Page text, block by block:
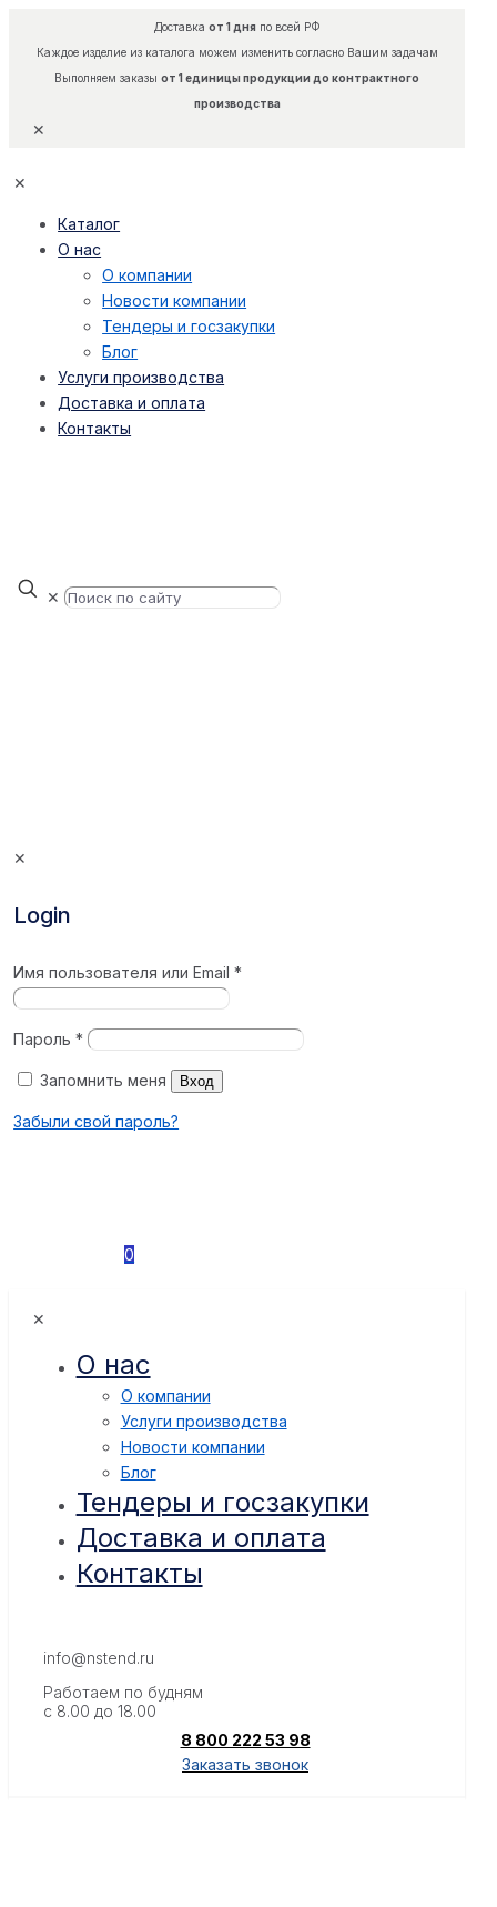
Доставка от 1 дняпо всей РФ
Каждое изделие из каталога можем изменить согласно Вашим задачам
Выполняем заказы от 1 единицы продукции до контрактного
производства
✕
✕
Каталог
О нас
О компании
Новости компании
Тендеры и госзакупки
Блог
Услуги производства
Доставка и оплата
Контакты
✕
✕
Login
Имя пользователя или Email*
Пароль*
Запомнить меня Вход
Забыли свой пароль?
0
✕
О нас
О компании
Услуги производства
Новости компании
Блог
Тендеры и госзакупки
Доставка и оплата
Контакты
info@nstend.ru
Работаем по будням
с 8.00 до 18.00
8 800 222 53 98
Заказать звонок